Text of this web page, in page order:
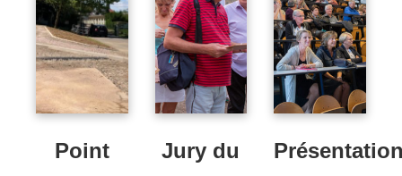
Point
Jury du